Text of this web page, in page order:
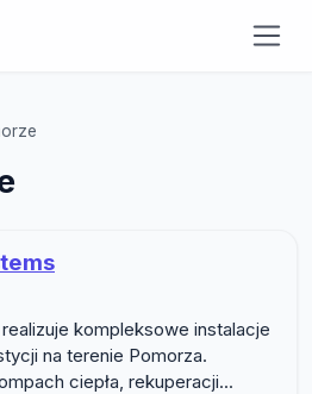
kompleksowe instalacje
na terenie Pomorza.
ciepła, rekuperacji...